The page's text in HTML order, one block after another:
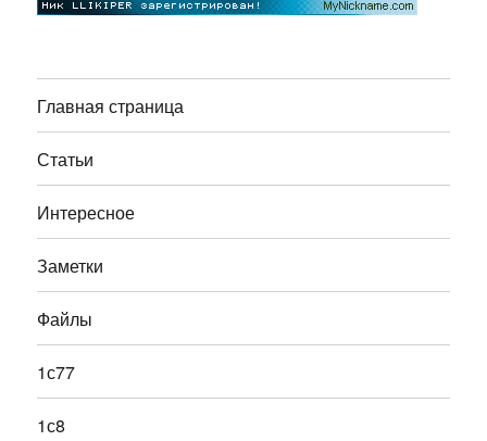
Главная страница
Статьи
Интересное
Заметки
Файлы
1с77
1с8